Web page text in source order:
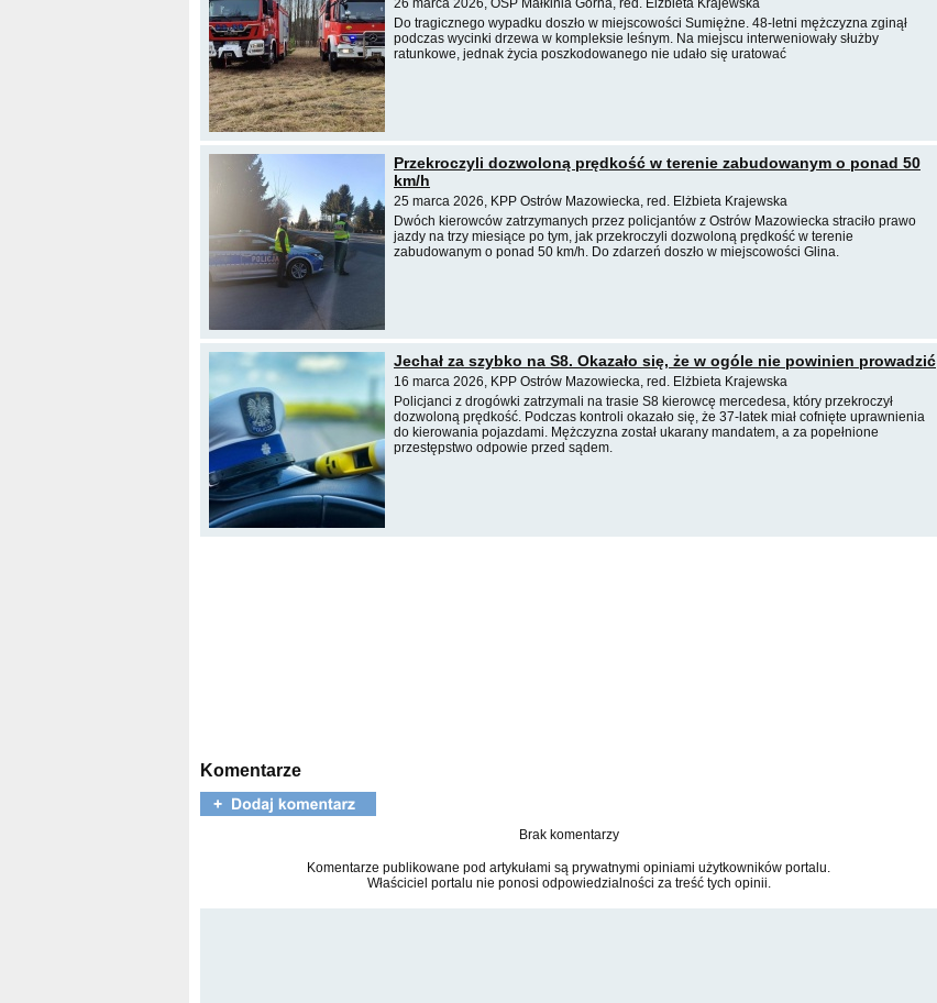
26 marca 2026, OSP Małkinia Górna, red. Elżbieta Krajewska
Do tragicznego wypadku doszło w miejscowości Sumiężne. 48-letni mężczyzna zginął
podczas wycinki drzewa w kompleksie leśnym. Na miejscu interweniowały służby
ratunkowe, jednak życia poszkodowanego nie udało się uratować
Przekroczyli dozwoloną prędkość w terenie zabudowanym o ponad 50
km/h
25 marca 2026, KPP Ostrów Mazowiecka, red. Elżbieta Krajewska
Dwóch kierowców zatrzymanych przez policjantów z Ostrów Mazowiecka straciło prawo
jazdy na trzy miesiące po tym, jak przekroczyli dozwoloną prędkość w terenie
zabudowanym o ponad 50 km/h. Do zdarzeń doszło w miejscowości Glina.
Jechał za szybko na S8. Okazało się, że w ogóle nie powinien prowadzić
16 marca 2026, KPP Ostrów Mazowiecka, red. Elżbieta Krajewska
Policjanci z drogówki zatrzymali na trasie S8 kierowcę mercedesa, który przekroczył
dozwoloną prędkość. Podczas kontroli okazało się, że 37-latek miał cofnięte uprawnienia
do kierowania pojazdami. Mężczyzna został ukarany mandatem, a za popełnione
przestępstwo odpowie przed sądem.
Komentarze
Brak komentarzy
Komentarze publikowane pod artykułami są prywatnymi opiniami użytkowników portalu.
Właściciel portalu nie ponosi odpowiedzialności za treść tych opinii.